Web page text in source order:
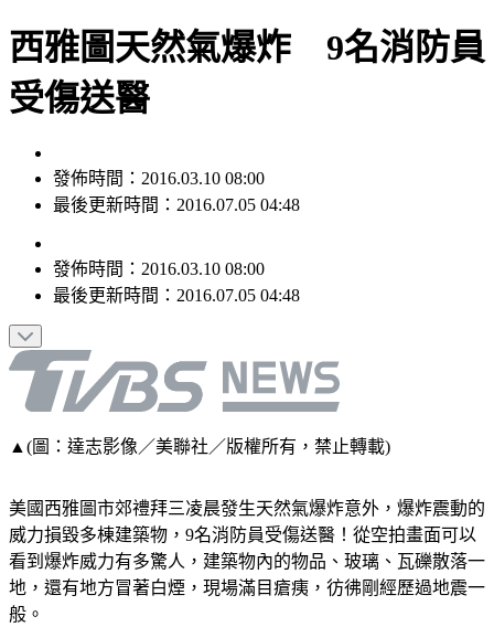
西雅圖天然氣爆炸 9名消防員
受傷送醫
發佈時間：2016.03.10 08:00
最後更新時間：2016.07.05 04:48
發佈時間： 2016.03.10 08:00
最後更新時間： 2016.07.05 04:48
▲(圖：達志影像／美聯社／版權所有，禁止轉載)
美國西雅圖市郊禮拜三凌晨發生天然氣爆炸意外，爆炸震動的
威力損毀多棟建築物，9名消防員受傷送醫！從空拍畫面可以
看到爆炸威力有多驚人，建築物內的物品、玻璃、瓦礫散落一
地，還有地方冒著白煙，現場滿目瘡痍，彷彿剛經歷過地震一
般。